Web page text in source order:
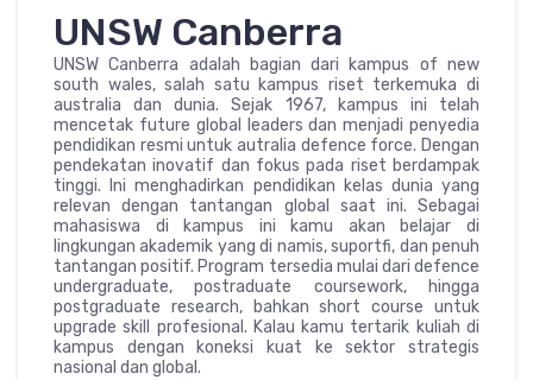
UNSW Canberra
UNSW Canberra adalah bagian dari kampus of new
south wales, salah satu kampus riset terkemuka di
australia dan dunia. Sejak 1967, kampus ini telah
mencetak future global leaders dan menjadi penyedia
pendidikan resmi untuk autralia defence force. Dengan
pendekatan inovatif dan fokus pada riset berdampak
tinggi. Ini menghadirkan pendidikan kelas dunia yang
relevan dengan tantangan global saat ini. Sebagai
mahasiswa di kampus ini kamu akan belajar di
lingkungan akademik yang di namis, suportfi, dan penuh
tantangan positif. Program tersedia mulai dari defence
undergraduate, postraduate coursework, hingga
postgraduate research, bahkan short course untuk
upgrade skill profesional. Kalau kamu tertarik kuliah di
kampus dengan koneksi kuat ke sektor strategis
nasional dan global.